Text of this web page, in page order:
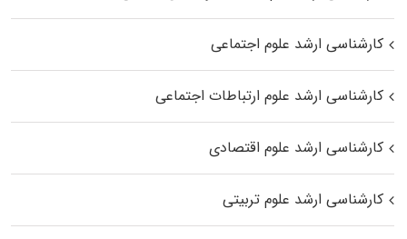
کارشناسی ارشد علوم اجتماعی
کارشناسی ارشد علوم ارتباطات اجتماعی
کارشناسی ارشد علوم اقتصادی
کارشناسی ارشد علوم تربیتی